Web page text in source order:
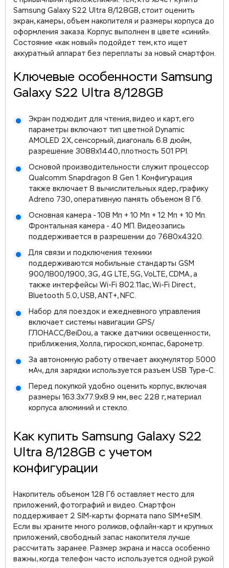
Samsung Galaxy S22 Ultra 8/128GB, стоит оценить
экран, камеры, объем накопителя и размеры корпуса до
оформления заказа. Корпус выполнен в цвете «синий».
Состояние «как новый» подойдет тем, кто ищет
аккуратный аппарат без переплаты за новый смартфон.
Ключевые особенности Samsung
Galaxy S22 Ultra 8/128GB
Экран подходит для чтения, видео и карт, его
параметры включают тип цветной Dynamic
AMOLED 2X, сенсорный, диагональ 6.8 дюйм,
разрешение 3088x1440, плотность 501 PPI.
Основой производительности служит процессор
Qualcomm Snapdragon 8 Gen 1. Конфигурация
также включает 8 вычислительных ядер, графику
Adreno 730, оперативную память объемом 8 Гб.
Основная камера - 108 Мп + 10 Мп + 12 Мп + 10 Мп.
Фронтальная камера - 40 МП. Видеозапись
поддерживается в разрешении до 7680x4320.
Для связи и подключения техники
поддерживаются мобильные стандарты GSM
900/1800/1900, 3G, 4G LTE, 5G, VoLTE, CDMA, а
также интерфейсы Wi-Fi 802.11ac, Wi-Fi Direct,
Bluetooth 5.0, USB, ANT+, NFC.
Набор для поездок и ежедневного управления
включает системы навигации GPS/
ГЛОНАСС/BeiDou, а также датчики освещенности,
приближения, Холла, гироскоп, компас, барометр.
За автономную работу отвечает аккумулятор 5000
мАч, для зарядки используется разъем USB Type-C.
Перед покупкой удобно оценить корпус, включая
размеры 163.3x77.9x8.9 мм, вес 228 г, материал
корпуса алюминий и стекло.
Как купить Samsung Galaxy S22
Ultra 8/128GB с учетом
конфигурации
Накопитель объемом 128 Гб оставляет место для
приложений, фотографий и видео. Смартфон
поддерживает 2 SIM-карты формата nano SIM+eSIM.
Если вы храните много роликов, офлайн-карт и крупных
приложений, свободный запас накопителя лучше
рассчитать заранее. Размер экрана и масса особенно
важны, когда телефон часто используется одной рукой